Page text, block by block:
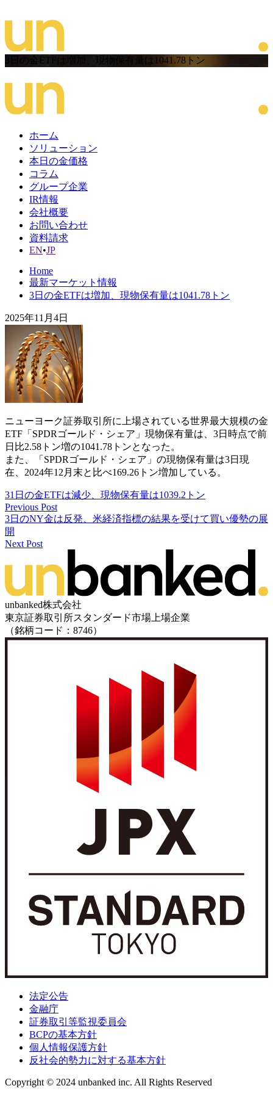
3日の金ETFは増加、現物保有量は1041.78トン
ホーム
ソリューション
本日の金価格
コラム
グループ企業
IR情報
会社概要
お問い合わせ
資料請求
EN•JP
Home
最新マーケット情報
3日の金ETFは増加、現物保有量は1041.78トン
2025年11月4日
ニューヨーク証券取引所に上場されている世界最大規模の金
ETF「SPDRゴールド・シェア」現物保有量は、3日時点で前
日比2.58トン増の1041.78トンとなった。
また、「SPDRゴールド・シェア」の現物保有量は3日現
在、2024年12月末と比べ169.26トン増加している。
31日の金ETFは減少、現物保有量は1039.2トン
Previous Post
3日のNY金は反発、米経済指標の結果を受けて買い優勢の展
開
Next Post
unbanked株式会社
東京証券取引所スタンダード市場上場企業
（銘柄コード：8746）
法定公告
金融庁
証券取引等監視委員会
BCPの基本方針
個人情報保護方針
反社会的勢力に対する基本方針
Copyright © 2024 unbanked inc. All Rights Reserved